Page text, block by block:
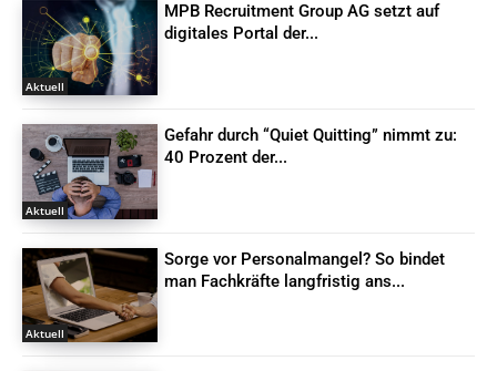
Aktuell
MPB Recruitment Group AG setzt auf
digitales Portal der...
Aktuell
Gefahr durch “Quiet Quitting” nimmt zu:
40 Prozent der...
Aktuell
Sorge vor Personalmangel? So bindet
man Fachkräfte langfristig ans...